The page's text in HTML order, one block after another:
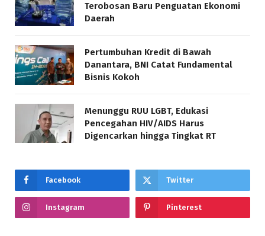
Terobosan Baru Penguatan Ekonomi
Daerah
Pertumbuhan Kredit di Bawah
Danantara, BNI Catat Fundamental
Bisnis Kokoh
Menunggu RUU LGBT, Edukasi
Pencegahan HIV/AIDS Harus
Digencarkan hingga Tingkat RT
Facebook Twitter
Instagram Pinterest